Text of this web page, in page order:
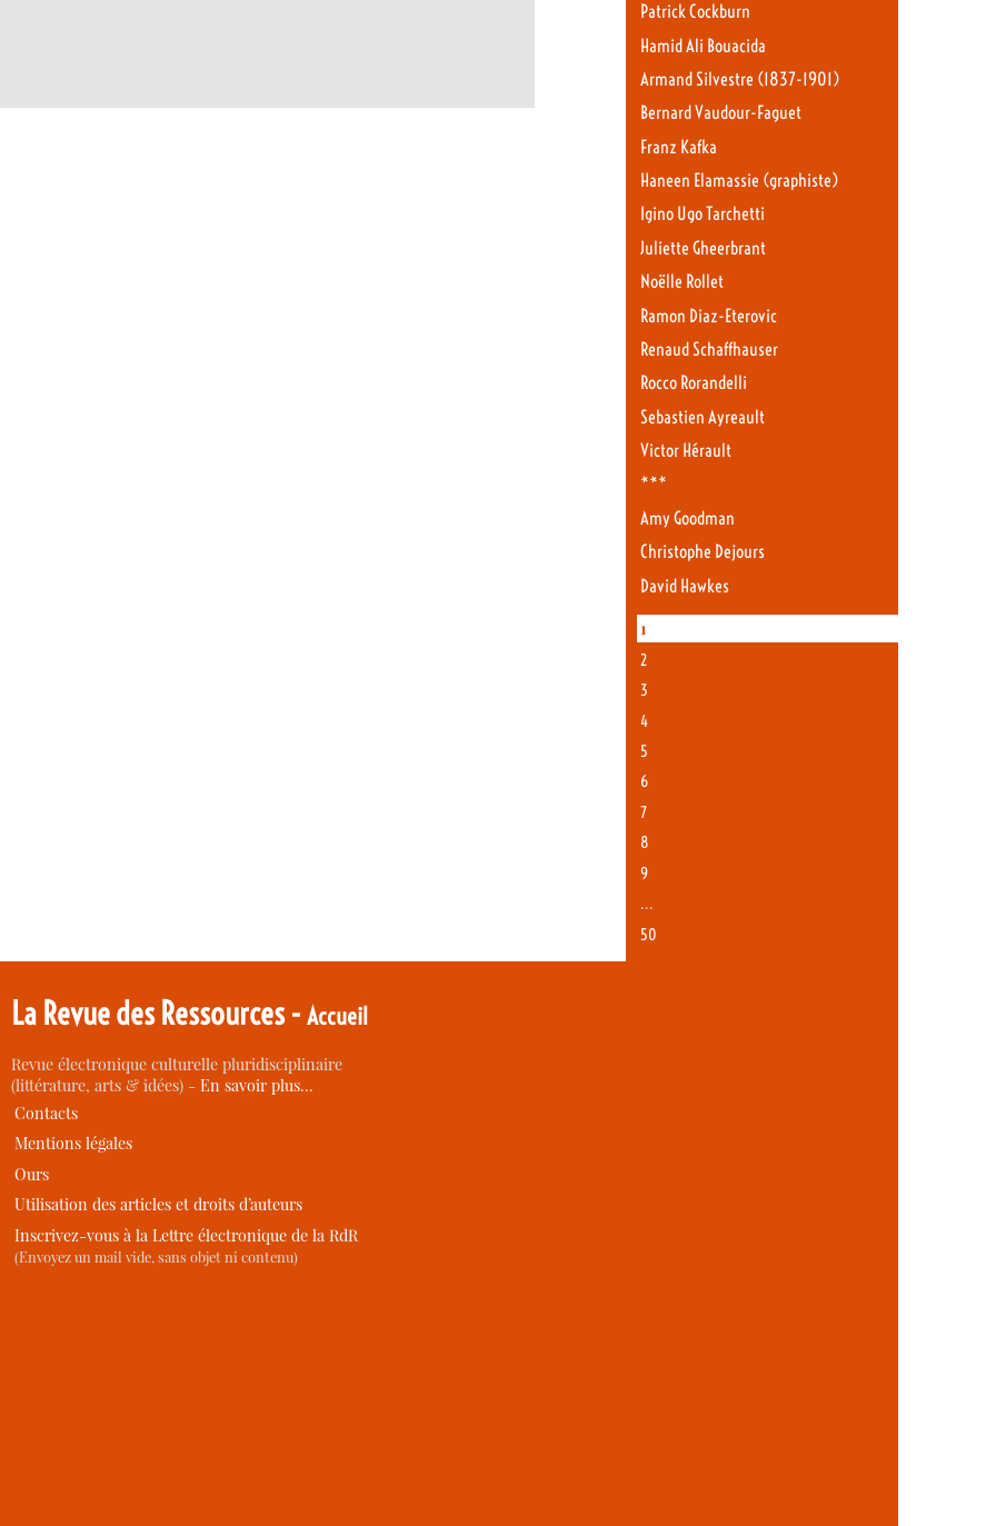
Patrick Cockburn
Hamid Ali Bouacida
Armand Silvestre (1837-1901)
Bernard Vaudour-Faguet
Franz Kafka
Haneen Elamassie (graphiste)
Igino Ugo Tarchetti
Juliette Gheerbrant
Noëlle Rollet
Ramon Diaz-Eterovic
Renaud Schaffhauser
Rocco Rorandelli
Sebastien Ayreault
Victor Hérault
***
Amy Goodman
Christophe Dejours
David Hawkes
1
2
3
4
5
6
7
8
9
…
50
La Revue des Ressources -Accueil
Revue électronique culturelle pluridisciplinaire
(littérature, arts & idées) -En savoir plus…
Contacts
Mentions légales
Ours
Utilisation des articles et droits d’auteurs
Inscrivez-vous à la Lettre électronique de la RdR
(Envoyez un mail vide, sans objet ni contenu)